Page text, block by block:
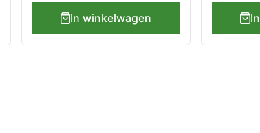
In winkelwagen